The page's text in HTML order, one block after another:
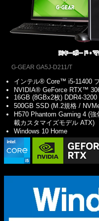
G-GEAR GA5J-D211/T
インテル® Core™ i5-11400
NVIDIA® GeForce RTX™
16GB (8GBx2枚) DDR4-3200
500GB SSD (M.2規格 /
H570 Phantom Gaming 4 (
載カスタマイズモデル ATX)
Windows 10 Home